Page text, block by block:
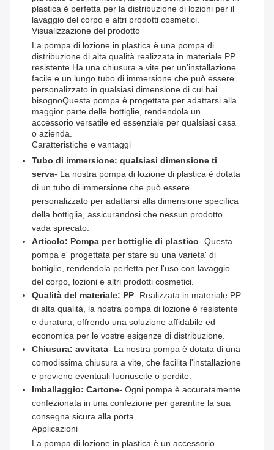
plastica è perfetta per la distribuzione di lozioni per il
lavaggio del corpo e altri prodotti cosmetici.
Visualizzazione del prodotto
La pompa di lozione in plastica è una pompa di
distribuzione di alta qualità realizzata in materiale PP
resistente.Ha una chiusura a vite per un'installazione
facile e un lungo tubo di immersione che può essere
personalizzato in qualsiasi dimensione di cui hai
bisognoQuesta pompa è progettata per adattarsi alla
maggior parte delle bottiglie, rendendola un
accessorio versatile ed essenziale per qualsiasi casa
o azienda.
Caratteristiche e vantaggi
Tubo di immersione: qualsiasi dimensione ti
serva- La nostra pompa di lozione di plastica è dotata
di un tubo di immersione che può essere
personalizzato per adattarsi alla dimensione specifica
della bottiglia, assicurandosi che nessun prodotto
vada sprecato.
Articolo: Pompa per bottiglie di plastico- Questa
pompa e' progettata per stare su una varieta' di
bottiglie, rendendola perfetta per l'uso con lavaggio
del corpo, lozioni e altri prodotti cosmetici.
Qualità del materiale: PP- Realizzata in materiale PP
di alta qualità, la nostra pompa di lozione è resistente
e duratura, offrendo una soluzione affidabile ed
economica per le vostre esigenze di distribuzione.
Chiusura: avvitata- La nostra pompa è dotata di una
comodissima chiusura a vite, che facilita l'installazione
e previene eventuali fuoriuscite o perdite.
Imballaggio: Cartone- Ogni pompa è accuratamente
confezionata in una confezione per garantire la sua
consegna sicura alla porta.
Applicazioni
La pompa di lozione in plastica è un accessorio